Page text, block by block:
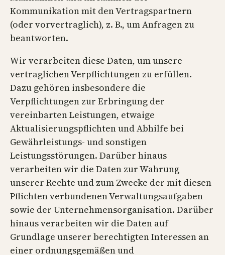
Kommunikation mit den Vertragspartnern
(oder vorvertraglich), z. B., um Anfragen zu
beantworten.
Wir verarbeiten diese Daten, um unsere
vertraglichen Verpflichtungen zu erfüllen.
Dazu gehören insbesondere die
Verpflichtungen zur Erbringung der
vereinbarten Leistungen, etwaige
Aktualisierungspflichten und Abhilfe bei
Gewährleistungs- und sonstigen
Leistungsstörungen. Darüber hinaus
verarbeiten wir die Daten zur Wahrung
unserer Rechte und zum Zwecke der mit diesen
Pflichten verbundenen Verwaltungsaufgaben
sowie der Unternehmensorganisation. Darüber
hinaus verarbeiten wir die Daten auf
Grundlage unserer berechtigten Interessen an
einer ordnungsgemäßen und